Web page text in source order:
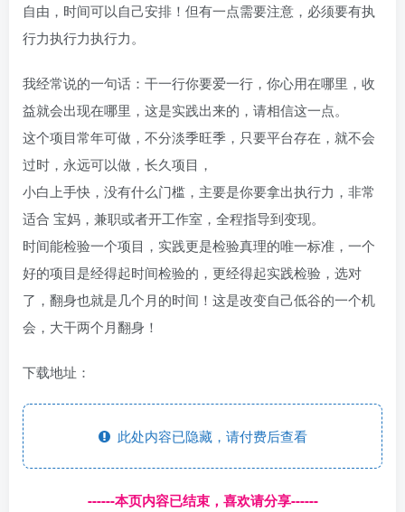
自由，时间可以自己安排！但有一点需要注意，必须要有执
行力执行力执行力。
我经常说的一句话：干一行你要爱一行，你心用在哪里，收
益就会出现在哪里，这是实践出来的，请相信这一点。
这个项目常年可做，不分淡季旺季，只要平台存在，就不会
过时，永远可以做，长久项目，
小白上手快，没有什么门槛，主要是你要拿出执行力，非常
适合 宝妈，兼职或者开工作室，全程指导到变现。
时间能检验一个项目，实践更是检验真理的唯一标准，一个
好的项目是经得起时间检验的，更经得起实践检验，选对
了，翻身也就是几个月的时间！这是改变自己低谷的一个机
会，大干两个月翻身！
下载地址：
此处内容已隐藏，请付费后查看
------本页内容已结束，喜欢请分享------